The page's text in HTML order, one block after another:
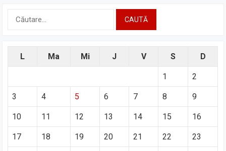
L Ma Mi J V S D
1 2
3 4 5 6 7 8 9
10 11 12 13 14 15 16
17 18 19 20 21 22 23